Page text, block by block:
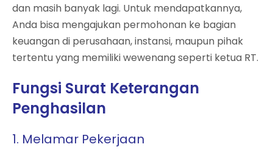
dan masih banyak lagi. Untuk mendapatkannya,
Anda bisa mengajukan permohonan ke bagian
keuangan di perusahaan, instansi, maupun pihak
tertentu yang memiliki wewenang seperti ketua RT.
Fungsi Surat Keterangan
Penghasilan
1. Melamar Pekerjaan